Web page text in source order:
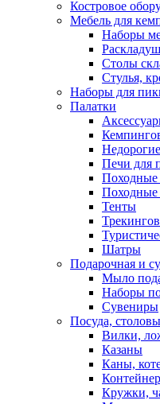
Костровое
Мебель для
Наборы
Столы
Стулья,
Наборы для
Палатки
Печи для
Походные
Походные
Тенты
Шатры
Подарочная и
Мыло
Наборы
Сувениры
Посуда,
Вилки,
Казаны
Каны,
Кружки,